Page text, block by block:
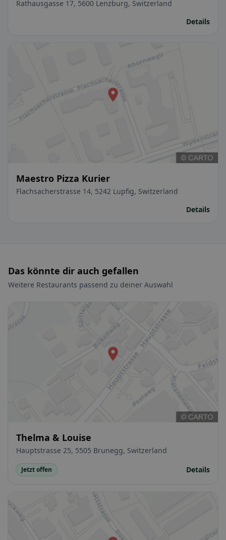
Rathausgasse 17, 5600 Lenzburg, Switzerland
Details
Maestro Pizza Kurier
Flachsacherstrasse 14, 5242 Lupfig, Switzerland
Details
Das könnte dir auch gefallen
Weitere Restaurants passend zu deiner Auswahl
Thelma & Louise
Hauptstrasse 25, 5505 Brunegg, Switzerland
Jetzt offen Details